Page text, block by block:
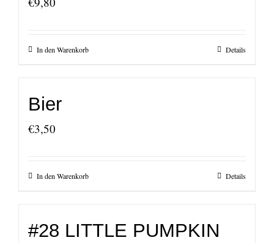
In den Warenkorb Details
Bier
€3,50
In den Warenkorb Details
#28 LITTLE PUMPKIN